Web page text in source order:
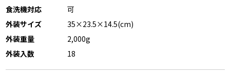
食洗機対応
可
外装サイズ
35×23.5×14.5(cm)
外装重量
2,000g
外装入数
18